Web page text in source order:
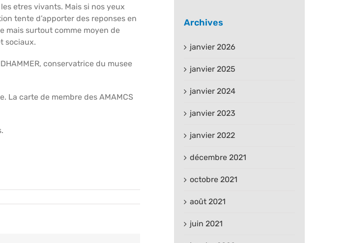
etres vivants. Mais si nos yeux
tente d’apporter des reponses en
mais surtout comme moyen de
sociaux.
conservatrice du musee
La carte de membre des AMAMCS
Archives
janvier 2026
janvier 2025
janvier 2024
janvier 2023
janvier 2022
décembre 2021
octobre 2021
août 2021
juin 2021